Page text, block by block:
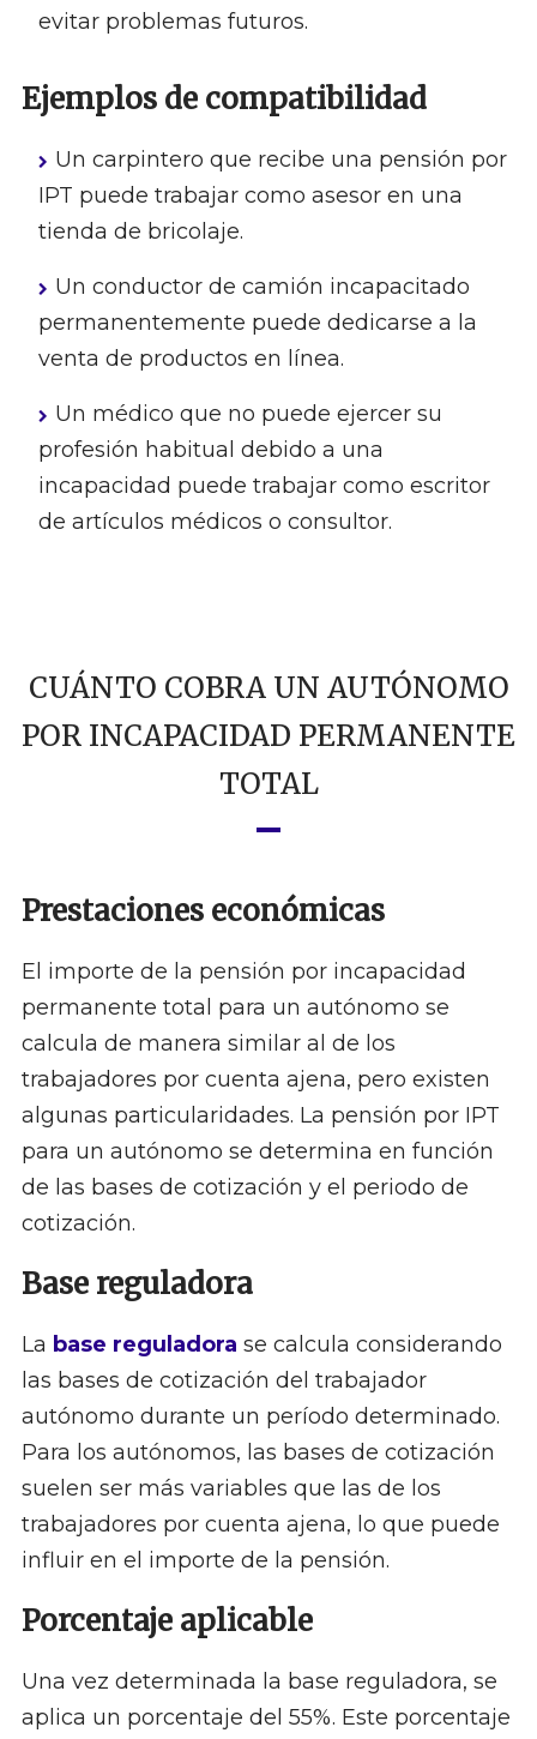
evitar problemas futuros.
Ejemplos de compatibilidad
Un carpintero que recibe una pensión por
IPT puede trabajar como asesor en una
tienda de bricolaje.
Un conductor de camión incapacitado
permanentemente puede dedicarse a la
venta de productos en línea.
Un médico que no puede ejercer su
profesión habitual debido a una
incapacidad puede trabajar como escritor
de artículos médicos o consultor.
CUÁNTO COBRA UN AUTÓNOMO
POR INCAPACIDAD PERMANENTE
TOTAL
Prestaciones económicas
El importe de la pensión por incapacidad
permanente total para un autónomo se
calcula de manera similar al de los
trabajadores por cuenta ajena, pero existen
algunas particularidades. La pensión por IPT
para un autónomo se determina en función
de las bases de cotización y el periodo de
cotización.
Base reguladora
La base reguladora se calcula considerando
las bases de cotización del trabajador
autónomo durante un período determinado.
Para los autónomos, las bases de cotización
suelen ser más variables que las de los
trabajadores por cuenta ajena, lo que puede
influir en el importe de la pensión.
Porcentaje aplicable
Una vez determinada la base reguladora, se
aplica un porcentaje del 55%. Este porcentaje